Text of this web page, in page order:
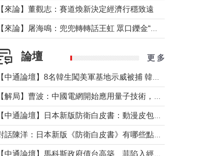
【來論】董觀志：賽道煥新決定經濟行穩致遠
論壇 更 多